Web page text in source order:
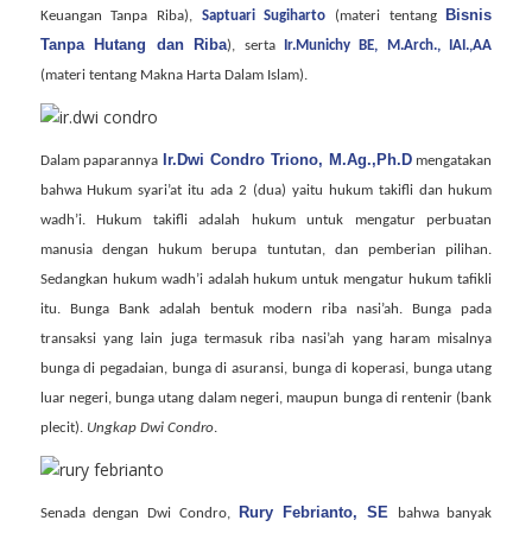
Keuangan Tanpa Riba), Saptuari Sugiharto (materi tentang
Bisnis
Tanpa Hutang dan Riba), serta
Ir.Munichy BE, M.Arch., IAI.,AA
(materi tentang Makna Harta Dalam Islam).
Dalam paparannya Ir.Dwi Condro Triono, M.Ag.,Ph.Dmengatakan
bahwa Hukum syari’at itu ada 2 (dua) yaitu hukum takifli dan hukum
wadh’i. Hukum takifli adalah hukum untuk mengatur perbuatan
manusia dengan hukum berupa tuntutan, dan pemberian pilihan.
Sedangkan hukum wadh’i adalah hukum untuk mengatur hukum tafikli
itu. Bunga Bank adalah bentuk modern riba nasi’ah. Bunga pada
transaksi yang lain juga termasuk riba nasi’ah yang haram misalnya
bunga di pegadaian, bunga di asuransi, bunga di koperasi, bunga utang
luar negeri, bunga utang dalam negeri, maupun bunga di rentenir (bank
plecit). Ungkap Dwi Condro.
Senada dengan Dwi Condro, Rury Febrianto, SE
bahwa banyak